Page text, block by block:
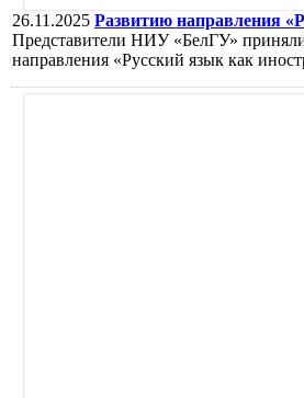
26.11.2025 Развитию направления
Представители НИУ «БелГУ»
направления «Русский язык как